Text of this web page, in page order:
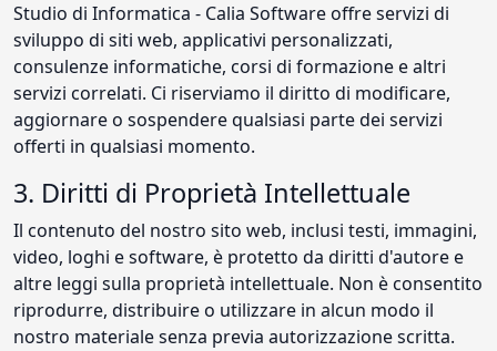
Studio di Informatica - Calia Software offre servizi di
sviluppo di siti web, applicativi personalizzati,
consulenze informatiche, corsi di formazione e altri
servizi correlati. Ci riserviamo il diritto di modificare,
aggiornare o sospendere qualsiasi parte dei servizi
offerti in qualsiasi momento.
3. Diritti di Proprietà Intellettuale
Il contenuto del nostro sito web, inclusi testi, immagini,
video, loghi e software, è protetto da diritti d'autore e
altre leggi sulla proprietà intellettuale. Non è consentito
riprodurre, distribuire o utilizzare in alcun modo il
nostro materiale senza previa autorizzazione scritta.